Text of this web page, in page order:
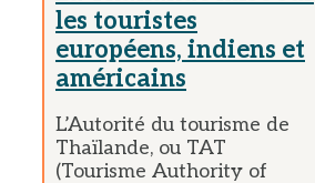
les touristes
européens, indiens et
américains
L’Autorité du tourisme de
Thaïlande, ou TAT
(Tourisme Authority of